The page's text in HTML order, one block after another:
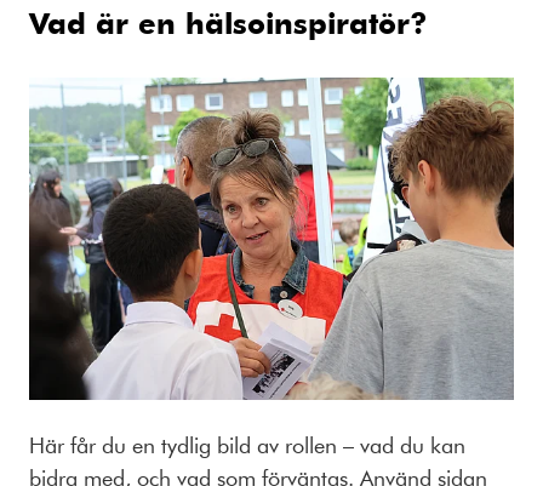
Vad är en hälsoinspiratör?
Här får du en tydlig bild av rollen – vad du kan
bidra med, och vad som förväntas. Använd sidan